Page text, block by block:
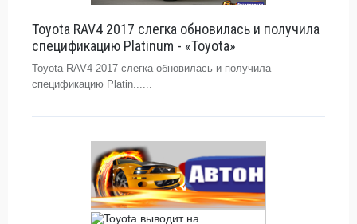
Toyota RAV4 2017 слегка обновилась и получила
спецификацию Platinum - «Toyota»
Toyota RAV4 2017 слегка обновилась и получила
спецификацию Platin......